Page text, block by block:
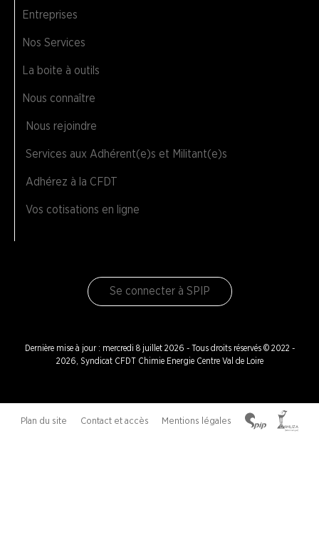
Entreprises
Nos Services
La boite à outils
Nous connaître
Nous rejoindre
Services aux Adhérent(e)s et Militant(e)s
Adhérez à la CFDT
Vos cotisations en ligne
Se connecter à SPIP
Dernière mise à jour : mercredi 8 juillet 2026 - Tous droits réservés © 2022 -
2026, Syndicat CFDT Chimie Energie Centre Val de Loire
Plan du site Contact et accès Mentions légales